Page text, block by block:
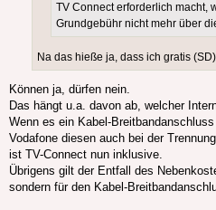
TV Connect erforderlich macht,
Grundgebühr nicht mehr über
Na das hieße ja, dass ich gratis
Können ja, dürfen nein.
Das hängt u.a. davon ab, welcher
Wenn es ein Kabel-
Vodafone diesen auch bei der
ist TV-Connect nun inklusive.
Übrigens gilt der Entfall des
sondern für den Kabel-